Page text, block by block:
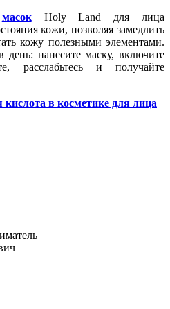
масокHoly Land для лица
кожи, позволяя замедлить
кожу полезными элементами.
день: нанесите маску, включите
расслабьтесь и получайте
кислота в косметике для лица